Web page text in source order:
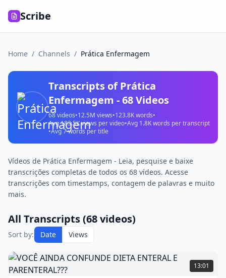
Scribe
Home / Channels / Prática Enfermagem
Transcripts ofPrática
Enfermagem -68Videos
68videos•12.5M views•123.8Kwords•
Avg183.5Kviews per video•Avg 1.8Kwords per transcript
•Avg7words per title
Vídeos de Prática Enfermagem - Leia, pesquise e baixe
transcrições completas de todos os 68 vídeos. Acesse
transcrições com timestamps, contagem de palavras e muito
mais.
All Transcripts (68videos)
Sort by: Date
Views
VOCÊ
AINDA
CONFUNDE
13:01